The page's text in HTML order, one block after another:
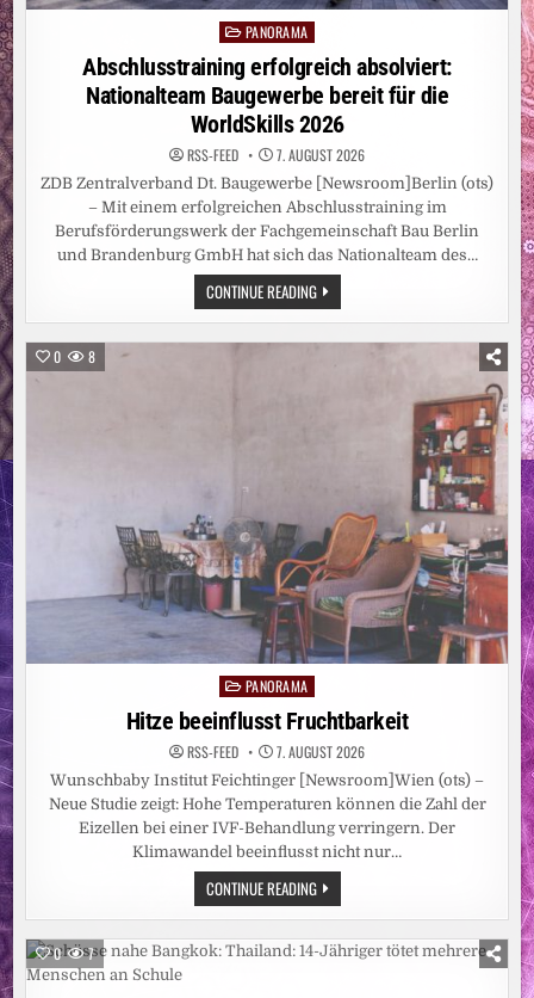
Posted
in
PANORAMA
Abschlusstraining erfolgreich absolviert:
Nationalteam Baugewerbe bereit für die
WorldSkills 2026
RSS-FEED 7. AUGUST 2026
ZDB Zentralverband Dt. Baugewerbe [Newsroom]Berlin (ots)
– Mit einem erfolgreichen Abschlusstraining im
Berufsförderungswerk der Fachgemeinschaft Bau Berlin
und Brandenburg GmbH hat sich das Nationalteam des…
CONTINUE READINGABSCHLUSSTRAINING
ERFOLGREICH
ABSOLVIERT:
NATIONALTEAM
BAUGEWERBE
0 8
Posted
in
PANORAMA
Hitze beeinflusst Fruchtbarkeit
RSS-FEED 7. AUGUST 2026
Wunschbaby Institut Feichtinger [Newsroom]Wien (ots) –
Neue Studie zeigt: Hohe Temperaturen können die Zahl der
Eizellen bei einer IVF-Behandlung verringern. Der
Klimawandel beeinflusst nicht nur…
CONTINUE READINGHITZE
BEEINFLUSST
FRUCHTBARKEIT
0 7